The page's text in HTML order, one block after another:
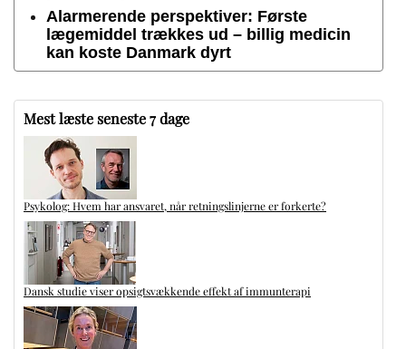
Alarmerende perspektiver: Første
lægemiddel trækkes ud – billig medicin
kan koste Danmark dyrt
Mest læste seneste 7 dage
Psykolog: Hvem har ansvaret, når retningslinjerne er forkerte?
Dansk studie viser opsigtsvækkende effekt af immunterapi